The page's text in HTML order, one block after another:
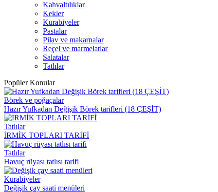
Kahvaltılıklar
Kekler
Kurabiyeler
Pastalar
Pilav ve makarnalar
Reçel ve marmelatlar
Salatalar
Tatlılar
Popüler Konular
Börek ve poğaçalar
Hazır Yufkadan Değişik Börek tarifleri (18 ÇEŞİT)
Tatlılar
İRMİK TOPLARI TARİFİ
Tatlılar
Havuç rüyası tatlısı tarifi
Kurabiyeler
Değişik çay saati menüleri